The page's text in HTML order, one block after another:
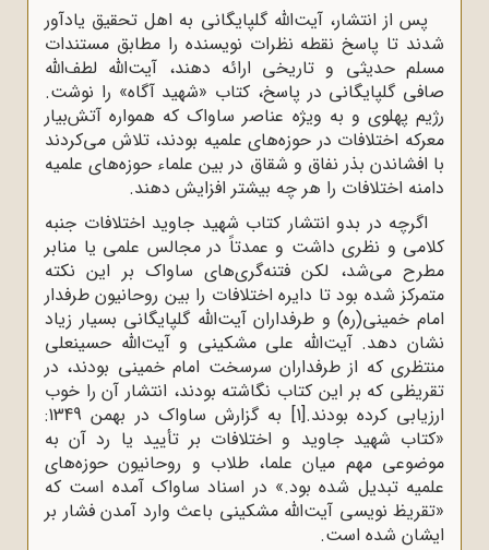
پس از انتشار، آیت‌الله گلپایگانى به اهل تحقیق یادآور
شدند تا پاسخ نقطه‌ نظرات نویسنده را مطابق مستندات
مسلم حدیثى و تاریخى ارائه دهند، آیت‌الله لطف‌الله
صافى گلپایگانى در پاسخ، کتاب «شهید آگاه» را نوشت.
رژیم پهلوى و به ویژه عناصر ساواک که همواره آتش‌بیار
معرکه اختلافات در حوزه‌هاى علمیه بودند، تلاش مى‌کردند
با افشاندن بذر نفاق و شقاق در بین علماء حوزه‌هاى علمیه
دامنه اختلافات را هر چه بیشتر افزایش دهند.
اگرچه در بدو انتشار کتاب شهید جاوید اختلافات جنبه
کلامى و نظرى داشت و عمدتاً در مجالس علمى یا منابر
مطرح مى‌شد، لکن فتنه‌گرى‌هاى ساواک بر این نکته
متمرکز شده بود تا دایره اختلافات را بین روحانیون طرفدار
امام خمینى(ره) و طرفداران آیت‌الله گلپایگانى بسیار زیاد
نشان دهد. آیت‌الله علی مشکینی و آیت‌الله حسینعلی
منتظری که از طرفداران سرسخت امام خمینی بودند، در
تقریظی که بر این کتاب نگاشته بودند، انتشار آن را خوب
ارزیابی کرده بودند.[1]
به گزارش ساواک در بهمن 1349:
«کتاب شهید جاوید و اختلافات بر تأیید یا رد آن به
موضوعی مهم میان علما، طلاب و روحانیون حوزه‌های
علمیه تبدیل شده بود.» در اسناد ساواک آمده است که
«تقریظ نویسی آیت‌الله مشکینی باعث وارد آمدن فشار بر
ایشان شده است.